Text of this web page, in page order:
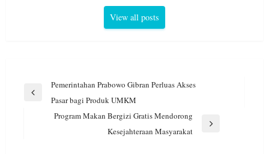
View all posts
Navigasi
Previous
Pemerintahan Prabowo Gibran Perluas Akses
Pasar bagi Produk UMKM
Program Makan Bergizi Gratis Mendorong
Kesejahteraan Masyarakat